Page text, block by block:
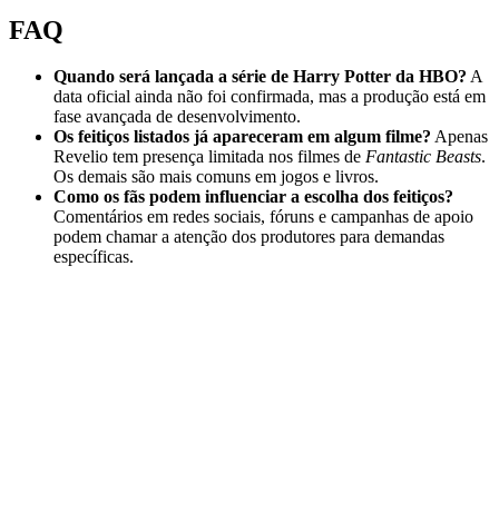
FAQ
Quando será lançada a série de Harry Potter da HBO? A
data oficial ainda não foi confirmada, mas a produção está em
fase avançada de desenvolvimento.
Os feitiços listados já apareceram em algum filme? Apenas
Revelio tem presença limitada nos filmes de Fantastic Beasts.
Os demais são mais comuns em jogos e livros.
Como os fãs podem influenciar a escolha dos feitiços?
Comentários em redes sociais, fóruns e campanhas de apoio
podem chamar a atenção dos produtores para demandas
específicas.